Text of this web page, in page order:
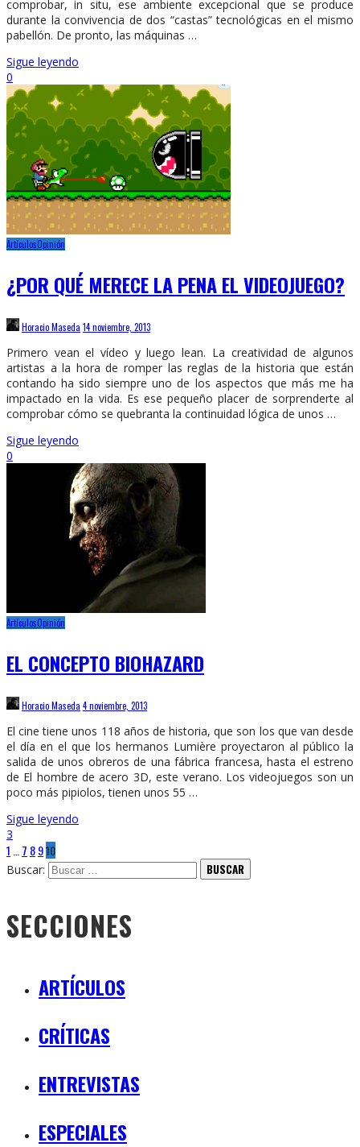
comprobar, in situ, ese ambiente excepcional que se produce
durante la convivencia de dos “castas” tecnológicas en el mismo
pabellón. De pronto, las máquinas …
Sigue leyendo
0
ArtículosOpinión
¿POR QUÉ MERECE LA PENA EL VIDEOJUEGO?
Horacio Maseda 14 noviembre, 2013
Primero vean el vídeo y luego lean. La creatividad de algunos
artistas a la hora de romper las reglas de la historia que están
contando ha sido siempre uno de los aspectos que más me ha
impactado en la vida. Es ese pequeño placer de sorprenderte al
comprobar cómo se quebranta la continuidad lógica de unos …
Sigue leyendo
0
ArtículosOpinión
EL CONCEPTO BIOHAZARD
Horacio Maseda 4 noviembre, 2013
El cine tiene unos 118 años de historia, que son los que van desde
el día en el que los hermanos Lumière proyectaron al público la
salida de unos obreros de una fábrica francesa, hasta el estreno
de El hombre de acero 3D, este verano. Los videojuegos son un
poco más pipiolos, tienen unos 55 …
Sigue leyendo
3
1 7 8910
Buscar:
SECCIONES
ARTÍCULOS
CRÍTICAS
ENTREVISTAS
ESPECIALES